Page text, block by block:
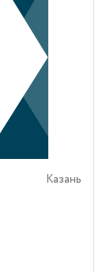
Казань